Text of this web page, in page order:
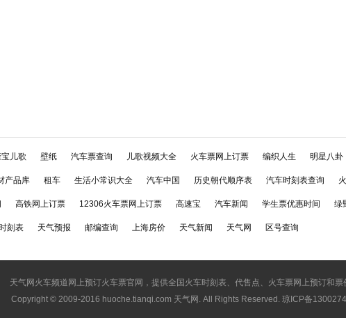
儿歌 壁纸 汽车票查询 儿歌视频大全 火车票网上订票 编织人生 明星八卦
产品库 租车 生活小常识大全 汽车中国 历史朝代顺序表 汽车时刻表查询
高铁网上订票 12306火车票网上订票 高速宝 汽车新闻 学生票优惠时间 绿
刻表 天气预报 邮编查询 上海房价 天气新闻 天气网 区号查询
天气网火车频道网上预订火车票官网，提供全国火车时刻表、代售点、火车票网上预订和票
Copyright © 2009-2016 huoche.tianqi.com 天气网 . All Rights Reserved. 琼ICP备